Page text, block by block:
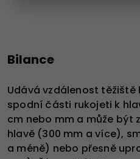
Bilance
Udává vzdálenost
spodní části rukojeti k
cm nebo mm a může být
hlavě (300 mm a více),
a méně) nebo přesně